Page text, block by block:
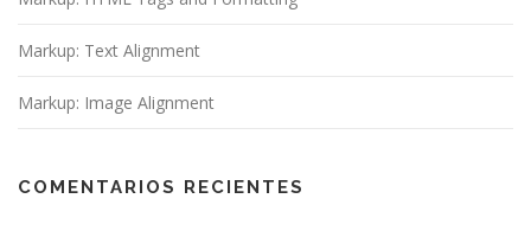
Markup: Text Alignment
Markup: Image Alignment
COMENTARIOS RECIENTES